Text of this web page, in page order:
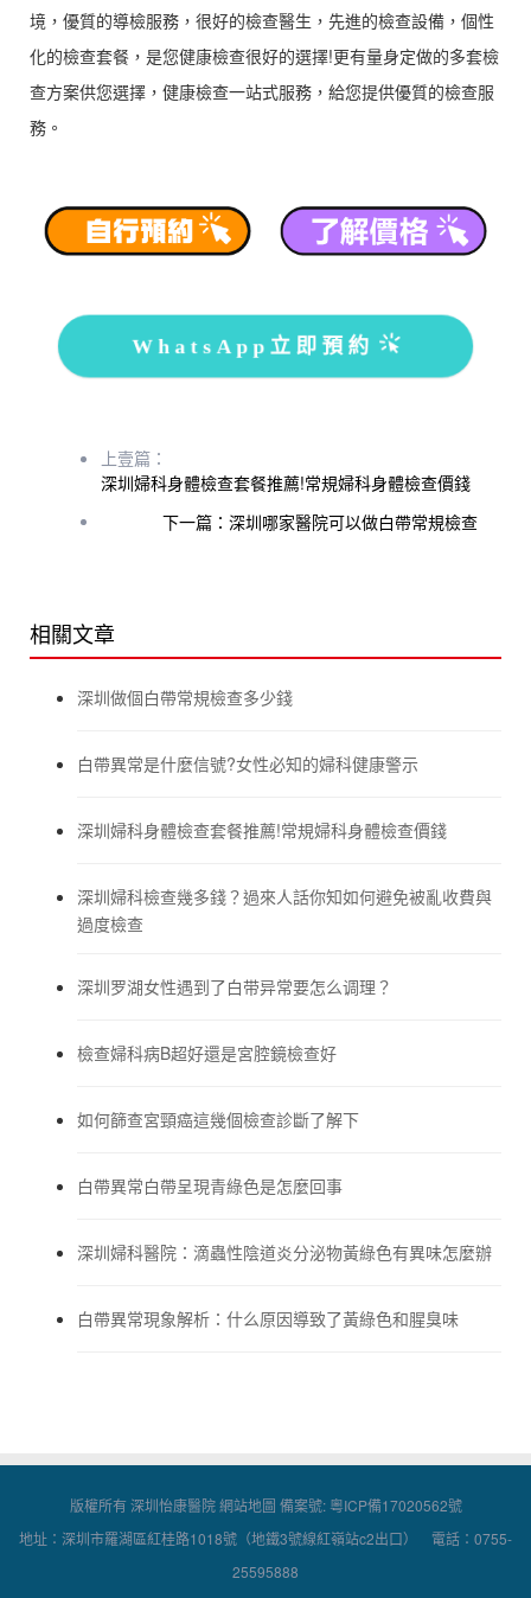
境，優質的導檢服務，很好的檢查醫生，先進的檢查設備，個性
化的檢查套餐，是您健康檢查很好的選擇!更有量身定做的多套檢
查方案供您選擇，健康檢查一站式服務，給您提供優質的檢查服
務。
WhatsApp立即預約
上壹篇：
深圳婦科身體檢查套餐推薦!常規婦科身體檢查價錢
下一篇：深圳哪家醫院可以做白帶常規檢查
相關文章
深圳做個白帶常規檢查多少錢
白帶異常是什麼信號?女性必知的婦科健康警示
深圳婦科身體檢查套餐推薦!常規婦科身體檢查價錢
深圳婦科檢查幾多錢？過來人話你知如何避免被亂收費與
過度檢查
深圳罗湖女性遇到了白带异常要怎么调理？
檢查婦科病B超好還是宮腔鏡檢查好
如何篩查宮頸癌這幾個檢查診斷了解下
白帶異常白帶呈現青綠色是怎麼回事
深圳婦科醫院：滴蟲性陰道炎分泌物黃綠色有異味怎麼辦
白帶異常現象解析：什么原因導致了黃綠色和腥臭味
版權所有 深圳怡康醫院網站地圖 備案號:粵ICP備17020562號
地址：深圳市羅湖區紅桂路1018號（地鐵3號線紅嶺站c2出口） 電話：0755-
25595888